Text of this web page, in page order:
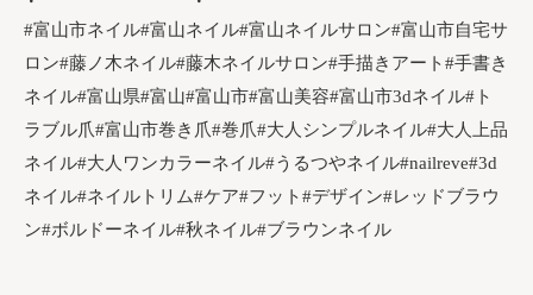
#富山市ネイル#富山ネイル#富山ネイルサロン#富山市自宅サ
ロン#藤ノ木ネイル#藤木ネイルサロン#手描きアート#手書き
ネイル#富山県#富山#富山市#富山美容#富山市3dネイル#ト
ラブル爪#富山市巻き爪#巻爪#大人シンプルネイル#大人上品
ネイル#大人ワンカラーネイル#うるつやネイル#nailreve#3d
ネイル#ネイルトリム#ケア#フット#デザイン#レッドブラウ
ン#ボルドーネイル#秋ネイル#ブラウンネイル